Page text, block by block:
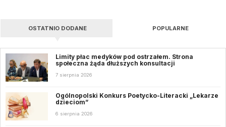
OSTATNIO DODANE POPULARNE
Limity płac medyków pod ostrzałem. Strona
społeczna żąda dłuższych konsultacji
7 sierpnia 2026
Ogólnopolski Konkurs Poetycko-Literacki „Lekarze
dzieciom”
6 sierpnia 2026